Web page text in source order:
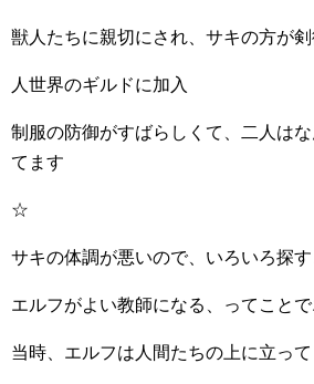
獣人たちに親切にされ、サキの方が
人世界のギルドに加入
制服の防御がすばらしくて、二人は
てます
☆
サキの体調が悪いので、いろいろ探す
エルフがよい教師になる、ってこと
当時、エルフは人間たちの上に立っ